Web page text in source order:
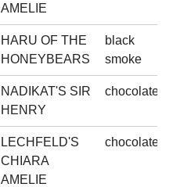
AMELIE
HARU OF THE
HONEYBEARS
black
smoke
NADIKAT'S SIR
HENRY
chocolate
LECHFELD'S
CHIARA
AMELIE
chocolate